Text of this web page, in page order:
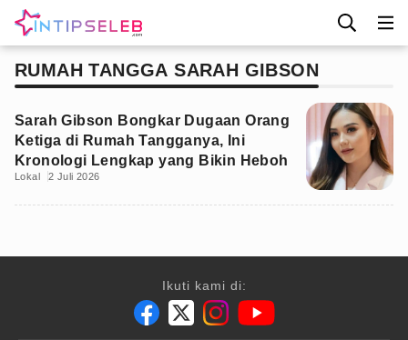
RUMAH TANGGA SARAH GIBSON
Sarah Gibson Bongkar Dugaan Orang
Ketiga di Rumah Tangganya, Ini
Kronologi Lengkap yang Bikin Heboh
Lokal 2 Juli 2026
Ikuti kami di: